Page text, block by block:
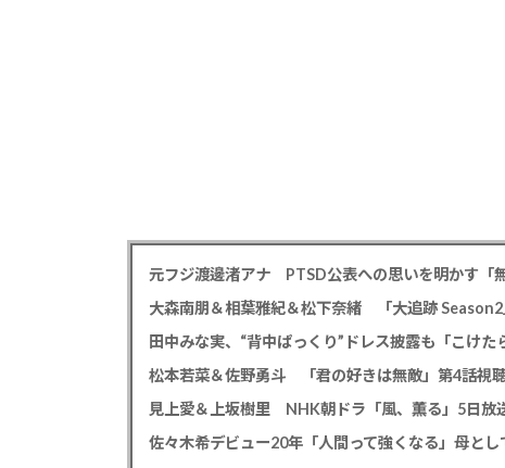
大森南朋＆相葉雅紀＆松下奈緒 「大追跡
田中みな実、“背中ぱっくり”ドレス披露も「こけ
松本若菜＆佐野勇斗 「君の好きは無敵」第4話視
見上愛＆上坂樹里 NHK朝ドラ「風、薫る」5日放
佐々木希デビュー20年「人間って強くなる」母と